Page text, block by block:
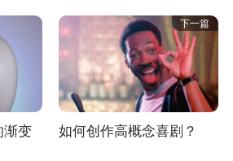
渐变
下一篇
如何创作高概念喜剧？